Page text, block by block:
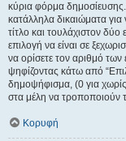
κύρια φόρμα δημοσίευσης.
κατάλληλα δικαιώματα
τίτλο και τουλάχιστον
επιλογή να είναι σε
να ορίσετε τον αριθμό των
ψηφίζοντας κάτω από
δημοψήφισμα, (0 για χωρίς
στα μέλη να τροποποιούν
Κορυφή